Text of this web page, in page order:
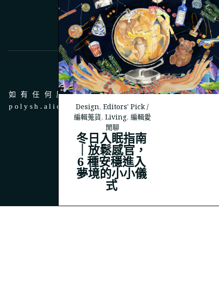
Design,Editors' Pick /
編輯蒐貨, Living, 編輯愛
閒聊
冬日入眠指南
｜放鬆感官，
6 種安穩進入
夢境的小小儀
式
商務合作
如有任何廣告、商務合作，請 email 至
polysh.alice@gmail.com
© 2023THEPOLYSH.COM
BACK TO TOP